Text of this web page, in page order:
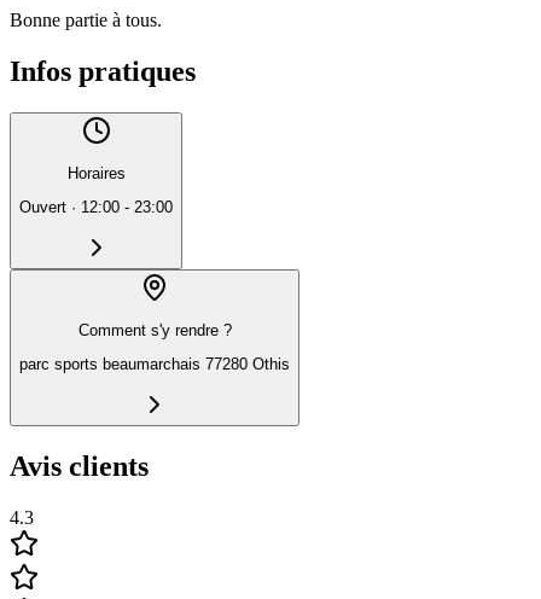
Bonne partie à tous.
Infos pratiques
Horaires
Ouvert · 12:00 - 23:00
Comment s'y rendre ?
parc sports beaumarchais 77280 Othis
Avis clients
4.3